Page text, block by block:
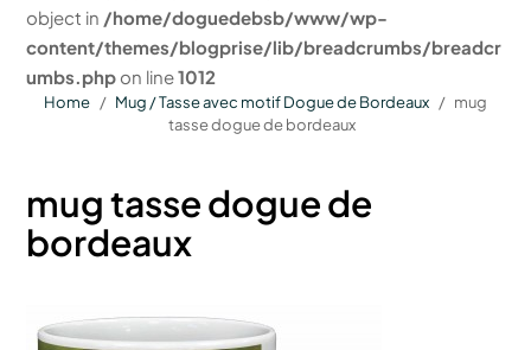
object in /home/doguedebsb/www/wp-
content/themes/blogprise/lib/breadcrumbs/breadcr
umbs.phpon line1012
Home Mug / Tasse avec motif Dogue de Bordeaux
mug
tasse dogue de bordeaux
mug tasse dogue de
bordeaux